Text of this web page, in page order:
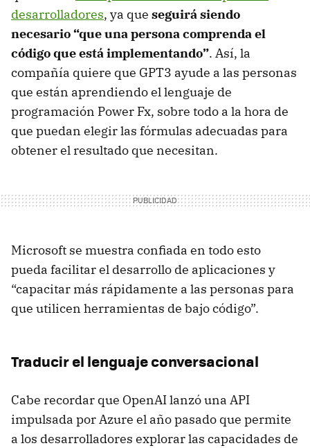
desarrolladores, ya que seguirá siendo
necesario “que una persona comprenda el
código que está implementando”. Así, la
compañía quiere que GPT3 ayude a las personas
que están aprendiendo el lenguaje de
programación Power Fx, sobre todo a la hora de
que puedan elegir las fórmulas adecuadas para
obtener el resultado que necesitan.
Microsoft se muestra confiada en todo esto
pueda facilitar el desarrollo de aplicaciones y
“capacitar más rápidamente a las personas para
que utilicen herramientas de bajo código”.
Traducir el lenguaje conversacional
Cabe recordar que OpenAI lanzó una API
impulsada por Azure el año pasado que permite
a los desarrolladores explorar las capacidades de